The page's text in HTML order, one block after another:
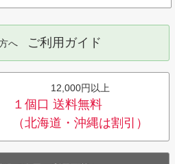
へ ご利用ガイド
12,000円以上
１個口 送料無料
（北海道・沖縄は割引）